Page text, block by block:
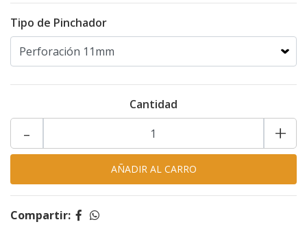
Tipo de Pinchador
Cantidad
- +
Compartir: